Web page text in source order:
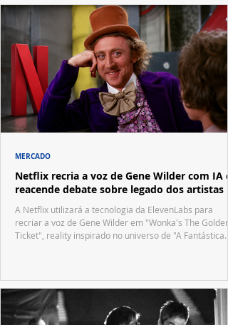
Netflix recria a voz de Gene Wilder com IA e
reacende debate sobre legado dos artistas
A Netflix utilizará a tecnologia da ElevenLabs para
recriar a voz de Gene Wilder em "Wonka's The Golden
Ticket", reality inspirado no universo de "A Fantástica
MERCADO